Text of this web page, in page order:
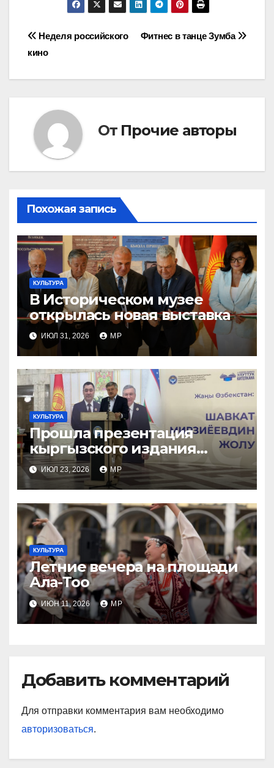
Навигация
Фитнес в танце Зумба
Неделя российского
кино
От Прочие авторы
Похожая запись
КУЛЬТУРА
В Историческом музее
открылась новая выставка
ИЮЛ 31, 2026 MP
КУЛЬТУРА
Прошла презентация
кыргызского издания
книги «Новый Узбекистан:
путь Шавката Мирзиеева»
ИЮЛ 23, 2026 MP
КУЛЬТУРА
Летние вечера на площади
Ала-Тоо
ИЮН 11, 2026 MP
Добавить комментарий
Для отправки комментария вам необходимо
авторизоваться.